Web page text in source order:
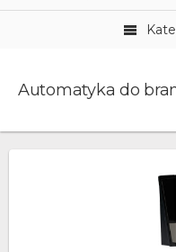
Automatyka do